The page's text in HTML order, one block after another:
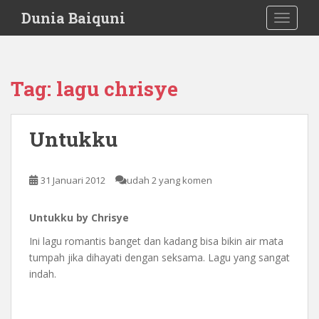
i
Dunia Baiquni
Tag: lagu chrisye
Untukku
31 Januari 2012 udah 2 yang komen
Untukku by Chrisye
Ini lagu romantis banget dan kadang bisa bikin air mata
tumpah jika dihayati dengan seksama. Lagu yang sangat
indah.